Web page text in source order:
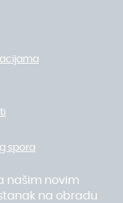
spora
našim novim
na obradu